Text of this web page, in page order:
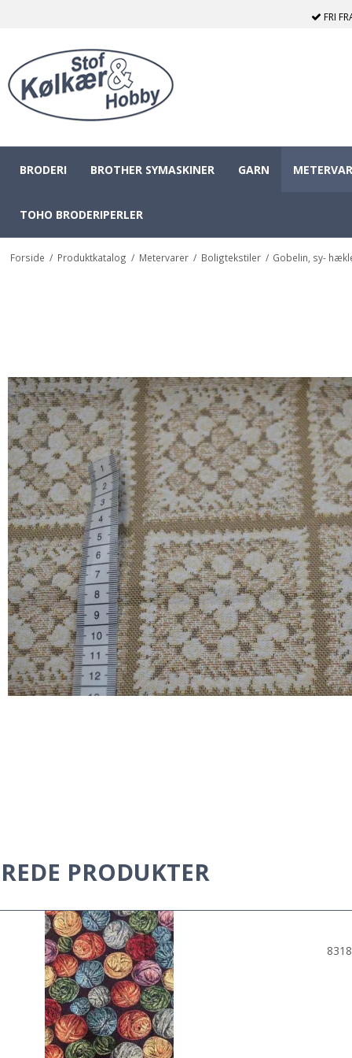
FRI
BRODERI BROTHER SYMASKINER GARN
TOHO BRODERIPERLER
Forside / Produktkatalog / Metervarer / Boligtekstiler / Gobelin, sy-
PRODUKTER